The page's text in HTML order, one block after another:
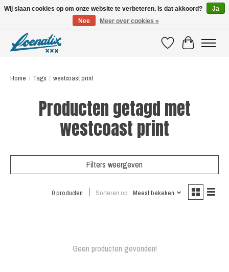
VerlanglijstWinkelwagen
Home / Tags / westcoast print
Producten getagd met
westcoast print
Filters weergeven
0 producten Sorteren op Meest bekeken
Geen producten gevonden!
Wij slaan cookies op om onze website te verbeteren. Is dat akkoord?
Ja
Nee
Meer over cookies »